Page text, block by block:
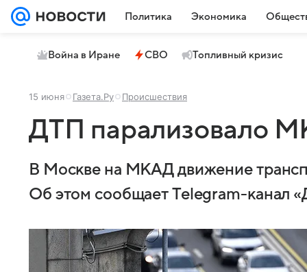
Политика Экономика
Война в Иране СВО Топливный кризис
15 июня Газета.Ру Происшествия
ДТП парализовало
В Москве на МКАД движение
Об этом сообщает Telegram-канал